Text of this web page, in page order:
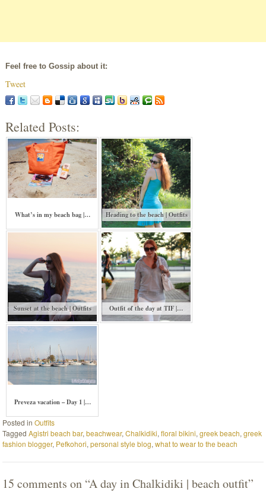
Feel free to Gossip about it:
Tweet
Related Posts:
What’s in my beach bag |… Heading to the beach | Outfits
Sunset at the beach | Outfits Outfit of the day at TIF |…
Preveza vacation – Day 1 |…
Posted inOutfits
TaggedAgistri beach bar,beachwear,Chalkidiki,floral bikini,greek beach,greek
fashion blogger, Pefkohori,personal style blog,what to wear to the beach
15 comments on “A day in Chalkidiki | beach outfit”